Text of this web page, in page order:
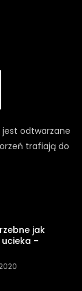
odtwarzane
trafiają do
jak
–